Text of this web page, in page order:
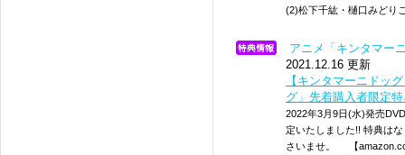
(2)松下千紘・樋口みど
アニメ「キンタマー
2021.12.16 更新
【キンタマーニドッ
グ」先着購入者限定
2022年3月9日(水)発売
定いたしました!! 特典は
さいませ。 【